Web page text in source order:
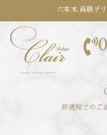
六本木 高級デ
非通知でのご